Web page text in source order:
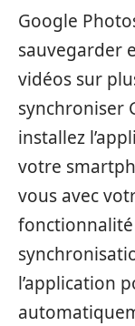
Google
sauvegarder
vidéos sur
synchroniser
installez
votre
vous avec
l’application